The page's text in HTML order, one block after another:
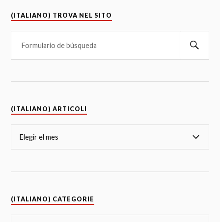
(ITALIANO) TROVA NEL SITO
(ITALIANO) ARTICOLI
(ITALIANO) CATEGORIE